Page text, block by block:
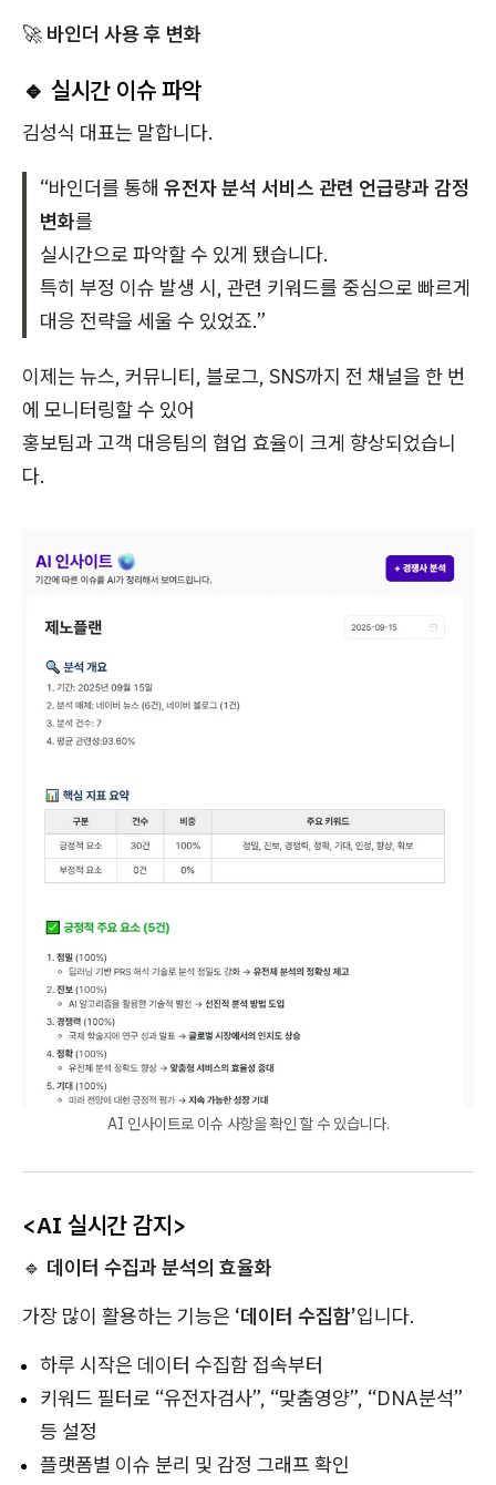
🚀 바인더 사용 후 변화
🔹 실시간 이슈 파악
김성식 대표는 말합니다.
“바인더를 통해 유전자 분석 서비스 관련 언급량과 감정
변화를
실시간으로 파악할 수 있게 됐습니다.
특히 부정 이슈 발생 시, 관련 키워드를 중심으로 빠르게
대응 전략을 세울 수 있었죠.”
이제는 뉴스, 커뮤니티, 블로그, SNS까지 전 채널을 한 번
에 모니터링할 수 있어
홍보팀과 고객 대응팀의 협업 효율이 크게 향상되었습니
다.
AI 인사이트로 이슈 사항을 확인 할 수 있습니다.
<AI 실시간 감지>
🔹 데이터 수집과 분석의 효율화
가장 많이 활용하는 기능은 ‘데이터 수집함’입니다.
하루 시작은 데이터 수집함 접속부터
키워드 필터로 “유전자검사”, “맞춤영양”, “DNA분석”
등 설정
플랫폼별 이슈 분리 및 감정 그래프 확인